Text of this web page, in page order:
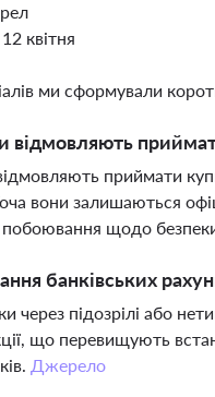
квітня
ми сформували
відмовляють
приймати
вони залишаються
побоювання щодо
банківських
через підозрілі або
що перевищують
Джерело